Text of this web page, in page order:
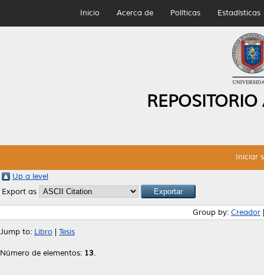
Inicio Acerca de Políticas Estadísticas
Iniciar
Up a level
Export as
Group by: Creador
Jump to: Libro Tesis
Número de elementos: 13.